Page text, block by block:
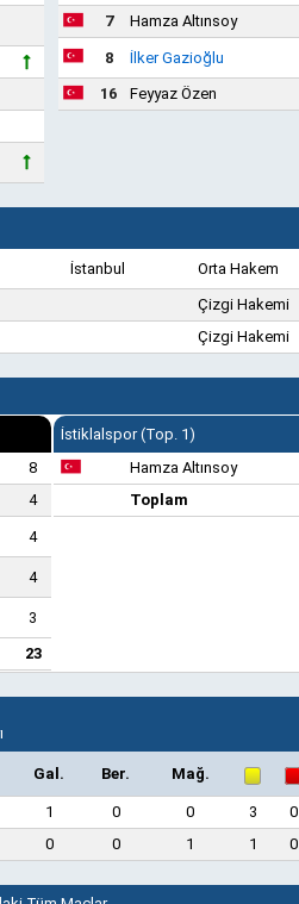
7
Hamza Altınsoy
8
İlker Gazioğlu
16
Feyyaz Özen
İstanbul
Orta Hakem
Çizgi Hakemi
Çizgi Hakemi
8
4
4
4
3
23
İstiklalspor (Top. 1)
Hamza Altınsoy
Toplam
Gal. Ber. Mağ.
1 0 0 3 0
0 0 1 1 0